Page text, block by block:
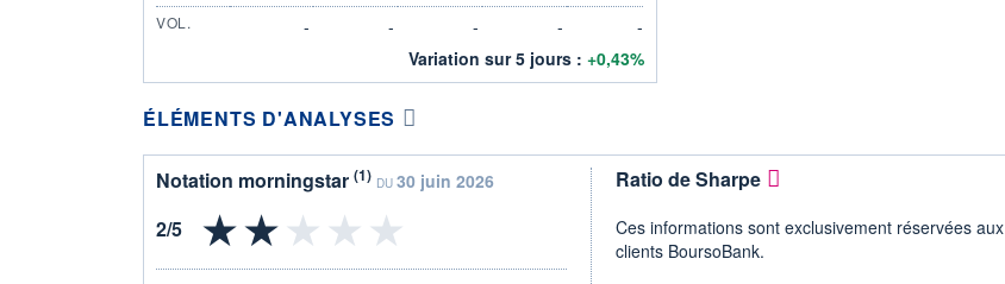
VOL. - - - -
-
Variation sur 5 jours : +0,43%
ÉLÉMENTS D'ANALYSES
Notation morningstar (1) DU 30 juin 2026 Ratio de Sharpe
Ces informations sont exclusivement réservées aux
clients BoursoBank.